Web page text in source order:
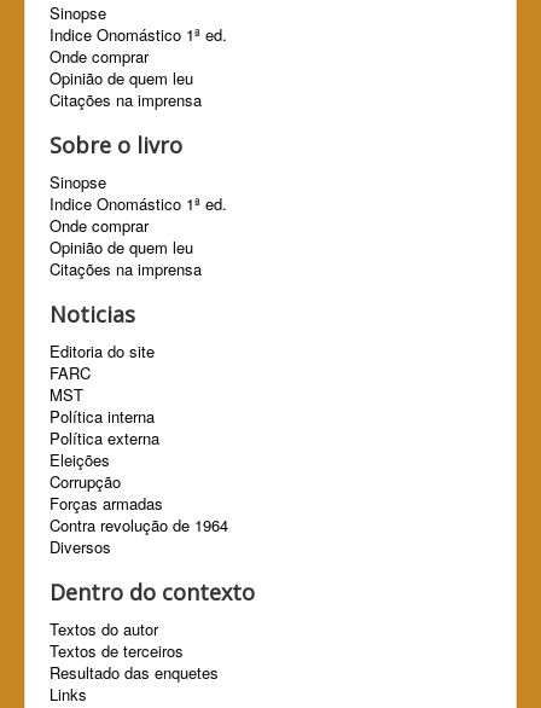
Sinopse
Indice Onomástico 1ª ed.
Onde comprar
Opinião de quem leu
Citações na imprensa
Sobre o livro
Sinopse
Indice Onomástico 1ª ed.
Onde comprar
Opinião de quem leu
Citações na imprensa
Noticias
Editoria do site
FARC
MST
Política interna
Política externa
Eleições
Corrupção
Forças armadas
Contra revolução de 1964
Diversos
Dentro do contexto
Textos do autor
Textos de terceiros
Resultado das enquetes
Links